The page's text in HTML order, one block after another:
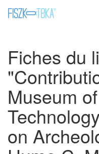
Fiches du
Museum
on